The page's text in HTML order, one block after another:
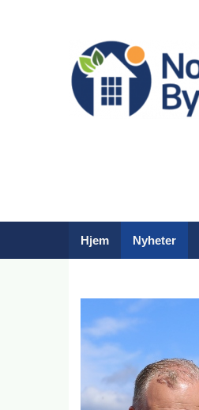
Hjem Nyheter